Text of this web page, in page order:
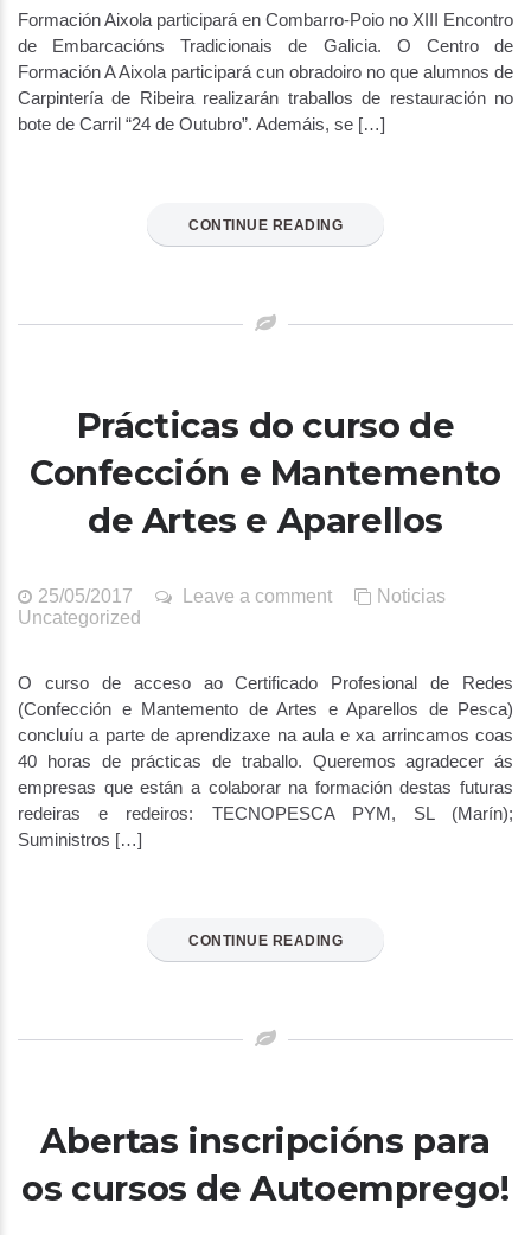
Formación Aixola participará en Combarro-Poio no XIII Encontro
de Embarcacións Tradicionais de Galicia. O Centro de
Formación A Aixola participará cun obradoiro no que alumnos de
Carpintería de Ribeira realizarán traballos de restauración no
bote de Carril “24 de Outubro”. Ademáis, se […]
CONTINUE READING
Prácticas do curso de
Confección e Mantemento
de Artes e Aparellos
25/05/2017 Leave a comment
Noticias
Uncategorized
O curso de acceso ao Certificado Profesional de Redes
(Confección e Mantemento de Artes e Aparellos de Pesca)
concluíu a parte de aprendizaxe na aula e xa arrincamos coas
40 horas de prácticas de traballo. Queremos agradecer ás
empresas que están a colaborar na formación destas futuras
redeiras e redeiros: TECNOPESCA PYM, SL (Marín);
Suministros […]
CONTINUE READING
Abertas inscripcións para
os cursos de Autoemprego!